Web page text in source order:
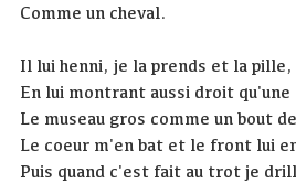
Comme un cheval.
Il lui henni, je la prends et la pille,
En lui montrant aussi droit qu'une
Le museau gros comme un bout
Le coeur m'en bat et le front lui
Puis quand c'est fait au trot je